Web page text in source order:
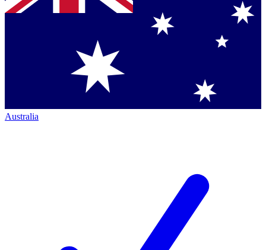
Australia